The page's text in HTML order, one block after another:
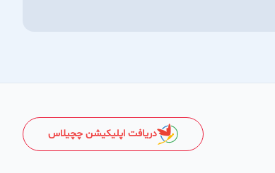
دریافت اپلیکیشن چچیلاس